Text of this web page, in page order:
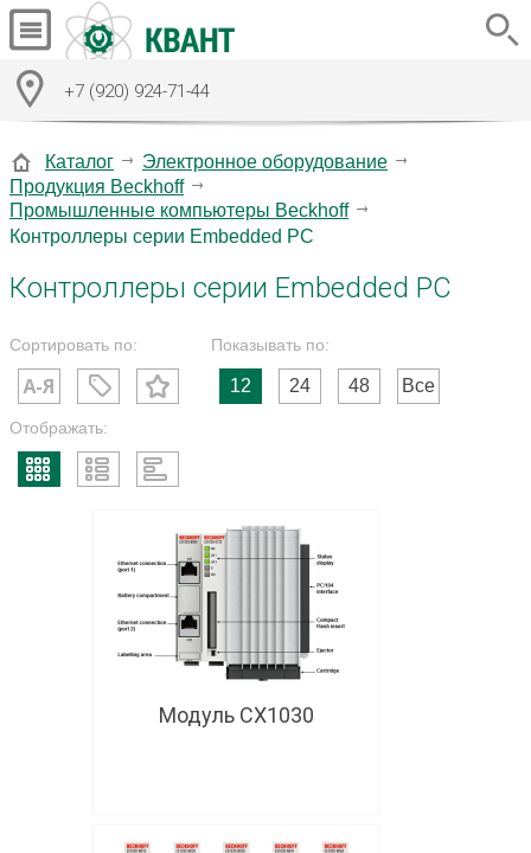
+7 (920) 924-71-44
Каталог
Электронное оборудование
Продукция Beckhoff
Промышленные компьютеры Beckhoff
Контроллеры серии Embedded PC
Контроллеры серии Embedded PC
Сортировать по: Показывать по:
12 24 48 Все
Отображать:
Модуль CX1030